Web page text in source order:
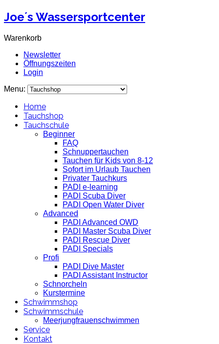
Joe´s Wassersportcenter
Warenkorb
Newsletter
Öffnungszeiten
Login
Menu:
Home
Tauchshop
Tauchschule
Beginner
FAQ
Schnuppertauchen
Tauchen für Kids von 8-12
Sofort im Urlaub Tauchen
Privater Tauchkurs
PADI e-learning
PADI Scuba Diver
PADI Open Water Diver
Advanced
PADI Advanced OWD
PADI Master Scuba Diver
PADI Rescue Diver
PADI Specials
Profi
PADI Dive Master
PADI Assistant Instructor
Schnorcheln
Kurstermine
Schwimmshop
Schwimmschule
Meerjungfrauenschwimmen
Service
Kontakt